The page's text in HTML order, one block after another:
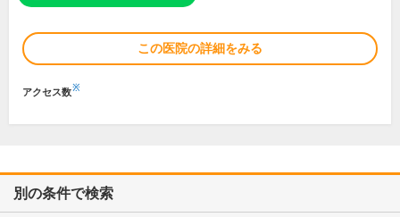
この医院の詳細をみる
アクセス数※
別の条件で検索